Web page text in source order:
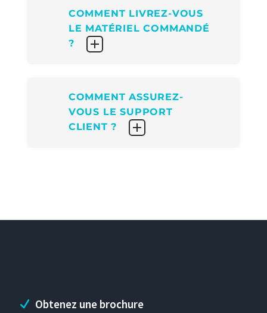
COMMENT LIVREZ-VOUS
LE MATÉRIEL COMMANDÉ
?
COMMENT ASSUREZ-
VOUS LE SUPPORT
CLIENT ?
Obtenez une brochure